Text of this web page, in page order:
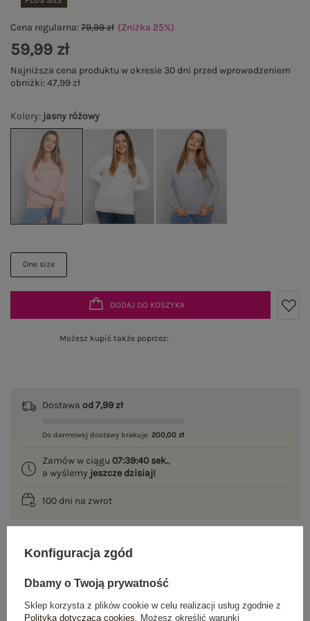
Kolory: jasny różowy
One size
Cena regularna:79,99 zł (Zniżka 25%)
59,99 zł
Najniższa cena produktu w okresie 30 dni przed wprowadzeniem
obniżki:47,99 zł
DODAJ DO KOSZYKA
Możesz kupić także poprzez:
Dostawa od 7,99 zł
Do darmowej dostawy brakuje 200,00 zł
Zamów w ciągu 07:39:40 sek.,
a wyślemy jeszcze dzisiaj!
100 dni na zwrot
OPIS PRODUKTU
Konfiguracja zgód
Dbamy o Twoją prywatność
Sklep korzysta z plików cookie w celu realizacji usług zgodnie z
Polityką dotyczącą cookies . Możesz określić warunki